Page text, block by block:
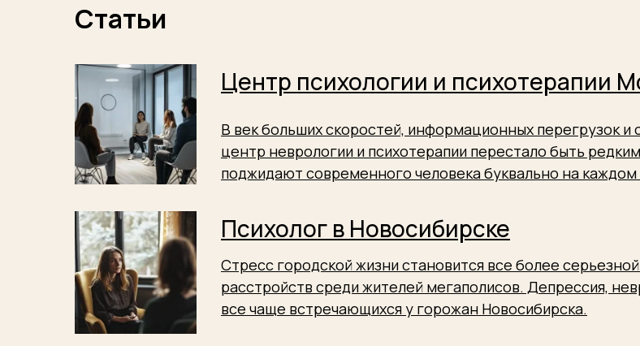
В век больших скоростей, информационных перегрузок
центр неврологии и психотерапии перестало быть
поджидают современного человека буквально на каждом
Центр психологии и психотерапии
Стресс городской жизни становится все более
расстройств среди жителей мегаполисов. Депрессия,
все чаще встречающихся у горожан Новосибирска.
Психолог в Новосибирске
Статьи